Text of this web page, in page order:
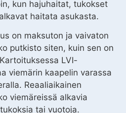
kun hajuhaitat, tukokset
haitata asukasta.
on maksuton ja vaivaton
putkisto siten, kuin sen on
LVI-
viemärin kaapelin varassa
Reaaliaikainen
viemäreissä alkavia
tai vuotoja.